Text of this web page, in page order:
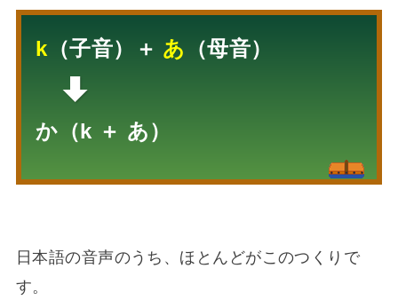
k （子音）＋ あ （母音）
か（k ＋ あ）
日本語の音声のうち、ほとんどがこのつくりで
す。